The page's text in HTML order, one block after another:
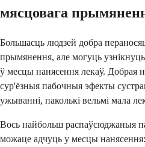
мясцовага
Большасць людзей добра
прымянення, але могуць
ў месцы нанясення лекаў. Добрая
сур'ёзныя пабочныя эфекты
ужыванні, паколькі вельмі мала
Вось найбольш распаўсюджаныя
можаце адчуць у месцы нанясення: